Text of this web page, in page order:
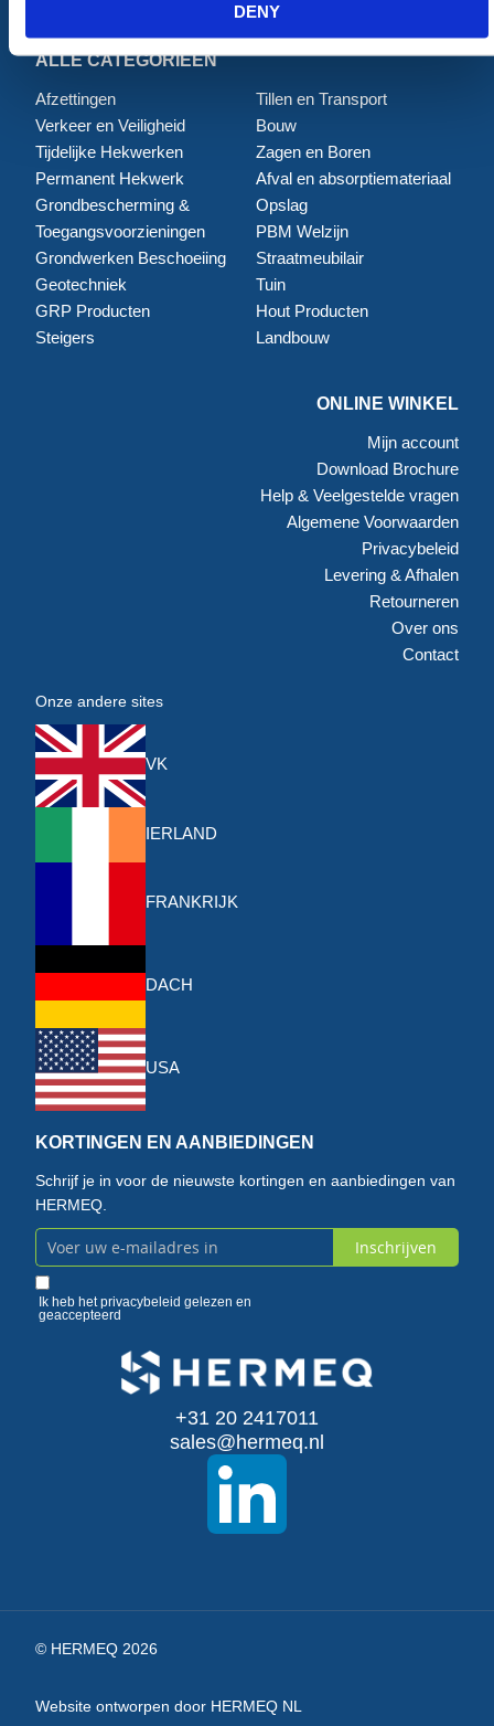
DENY
ALLE CATEGORIEËN
Afzettingen
Verkeer en Veiligheid
Tijdelijke Hekwerken
Permanent Hekwerk
Grondbescherming &
Toegangsvoorzieningen
Grondwerken Beschoeiing
Geotechniek
GRP Producten
Steigers
Tillen en Transport
Bouw
Zagen en Boren
Afval en absorptiemateriaal
Opslag
PBM Welzijn
Straatmeubilair
Tuin
Hout Producten
Landbouw
ONLINE WINKEL
Mijn account
Download Brochure
Help & Veelgestelde vragen
Algemene Voorwaarden
Privacybeleid
Levering & Afhalen
Retourneren
Over ons
Contact
Onze andere sites
VK
IERLAND
FRANKRIJK
DACH
USA
KORTINGEN EN AANBIEDINGEN
Schrijf je in voor de nieuwste kortingen en aanbiedingen van
HERMEQ.
Abonneer
u
Inschrijven
Ik heb hetprivacybeleid gelezen en
geaccepteerd
+31 20 2417011
sales@hermeq.nl
© HERMEQ 2026
Website ontworpen door HERMEQ NL